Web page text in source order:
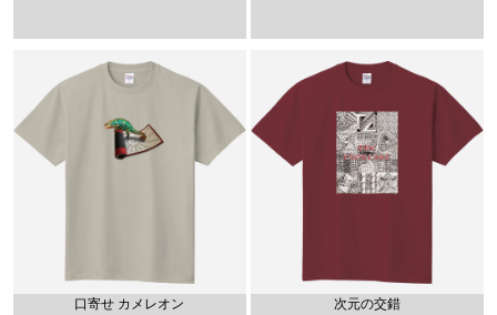
口寄せ カメレオン
次元の交錯